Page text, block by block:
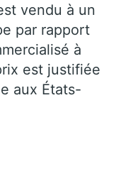
vendu à un
par rapport
à
est justifiée
aux États-